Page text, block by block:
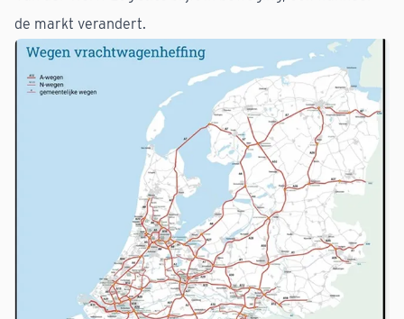
de markt verandert.